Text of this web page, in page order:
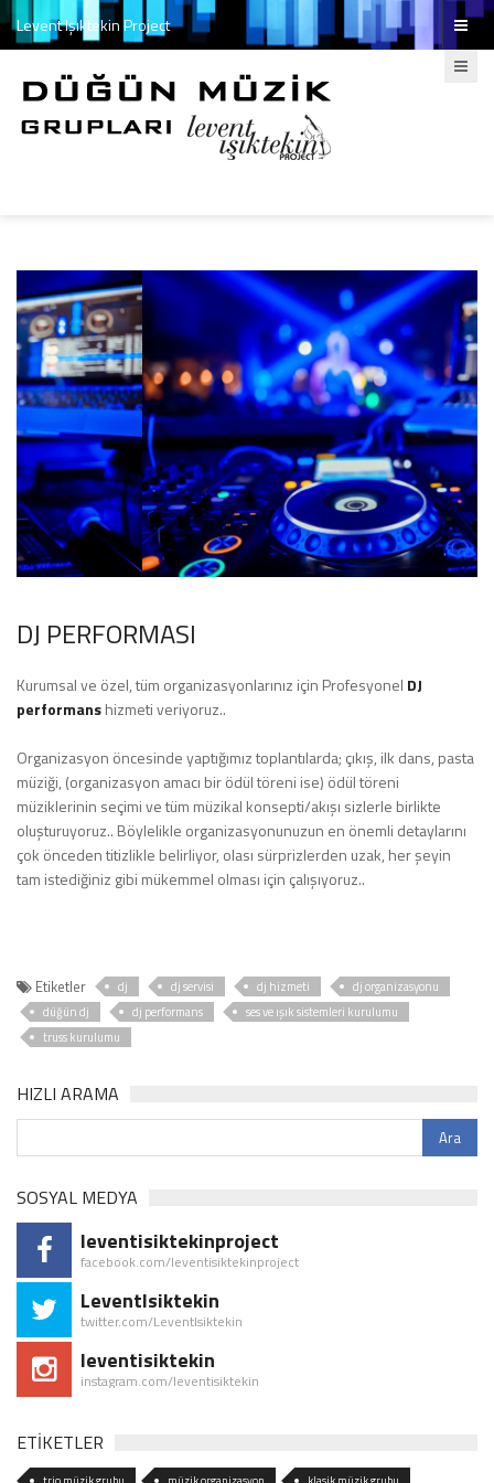
Levent Işıktekin Project
DJ PERFORMASI
Kurumsal ve özel, tüm organizasyonlarınız için Profesyonel DJ
performanshizmeti veriyoruz..
Organizasyon öncesinde yaptığımız toplantılarda; çıkış, ilk dans, pasta
müziği, (organizasyon amacı bir ödül töreni ise) ödül töreni
müziklerinin seçimi ve tüm müzikal konsepti/akışı sizlerle birlikte
oluşturuyoruz.. Böylelikle organizasyonunuzun en önemli detaylarını
çok önceden titizlikle belirliyor, olası sürprizlerden uzak, her şeyin
tam istediğiniz gibi mükemmel olması için çalışıyoruz..
Etiketler dj dj servisi dj hizmeti
dj organizasyonu
düğün dj
dj performans
ses ve ışık sistemleri kurulumu
truss kurulumu
HIZLI ARAMA
SOSYAL MEDYA
leventisiktekinproject
facebook.com/leventisiktekinproject
LeventIsiktekin
twitter.com/LeventIsiktekin
leventisiktekin
instagram.com/leventisiktekin
ETİKETLER